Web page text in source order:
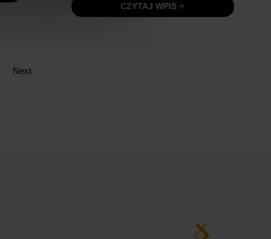
CZYTAJ WPIS
Next